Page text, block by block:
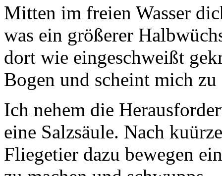
Mitten im freien Wasser
was ein größerer
dort wie eingeschweißt
Bogen und scheint mich
Ich nehem die
eine Salzsäule. Nach
Fliegetier dazu bewegen